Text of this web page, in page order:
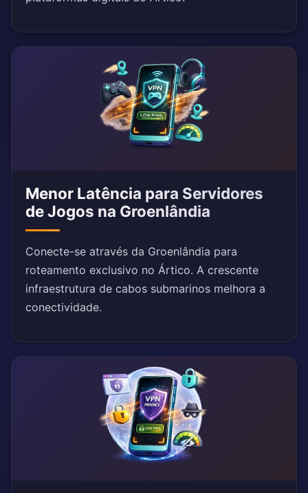
Menor Latência para Servidores
de Jogos na Groenlândia
Conecte-se através da Groenlândia para
roteamento exclusivo no Ártico. A crescente
infraestrutura de cabos submarinos melhora a
conectividade.